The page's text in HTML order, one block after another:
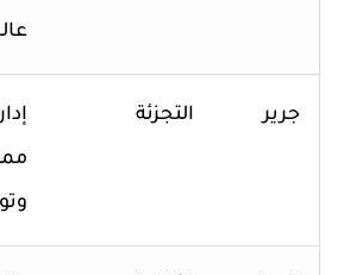
جرير التجزئة إدارة